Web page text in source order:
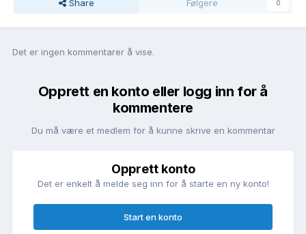
Share Følgere 0
Det er ingen kommentarer å vise.
Opprett en konto eller logg inn for å
kommentere
Du må være et medlem for å kunne skrive en kommentar
Opprett konto
Det er enkelt å melde seg inn for å starte en ny konto!
Start en konto